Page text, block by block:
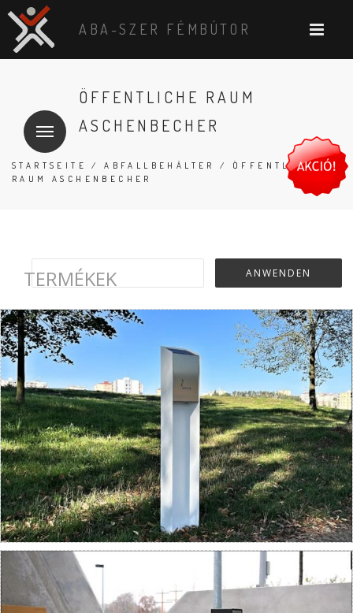
ABA-SZER FÉMBÚTOR
ÖFFENTLICHE RAUM
ASCHENBECHER
STARTSEITE /ABFALLBEHÄLTER
/ ÖFFENTLICHE
RAUM ASCHENBECHER
TERMÉKEK